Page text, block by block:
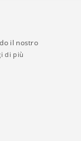
La
materia di
il nostro
di più